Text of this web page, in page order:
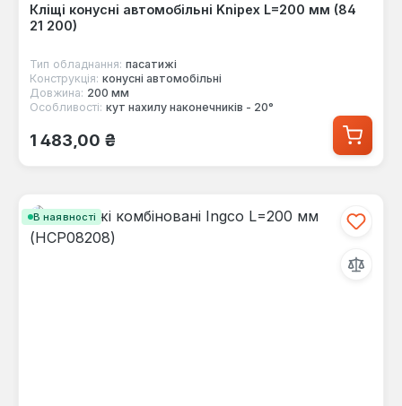
Кліщі конусні автомобільні Knipex L=200 мм (84
21 200)
Тип обладнання: пасатижі
Конструкція: конусні автомобільні
Довжина: 200 мм
Особливості: кут нахилу наконечників - 20°
Звичайна ціна:
1 483,00 ₴
В наявності